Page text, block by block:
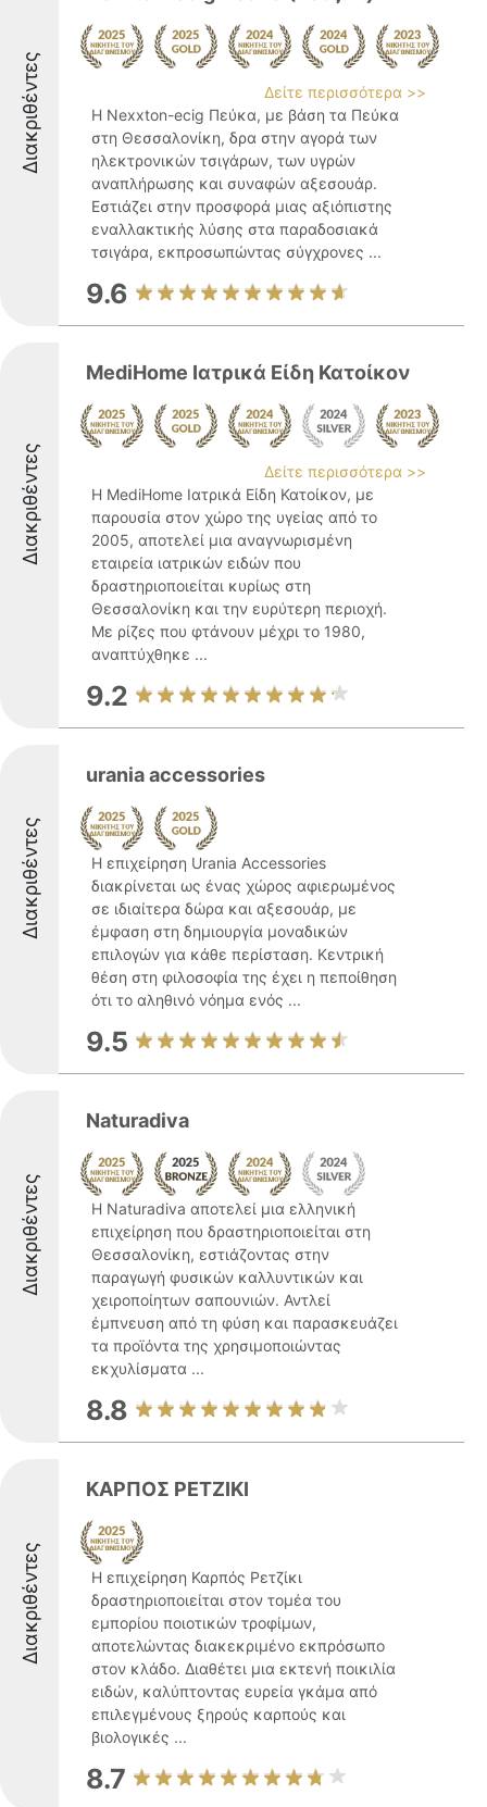
Διακριθέντες
Δείτε περισσότερα >>
Η Nexxton-ecig Πεύκα, με βάση τα Πεύκα
στη Θεσσαλονίκη, δρα στην αγορά των
ηλεκτρονικών τσιγάρων, των υγρών
αναπλήρωσης και συναφών αξεσουάρ.
Εστιάζει στην προσφορά μιας αξιόπιστης
εναλλακτικής λύσης στα παραδοσιακά
τσιγάρα, εκπροσωπώντας σύγχρονες ...
9.6
Διακριθέντες
MediHome Ιατρικά Είδη Κατοίκον
Δείτε περισσότερα >>
Η MediHome Ιατρικά Είδη Κατοίκον, με
παρουσία στον χώρο της υγείας από το
2005, αποτελεί μια αναγνωρισμένη
εταιρεία ιατρικών ειδών που
δραστηριοποιείται κυρίως στη
Θεσσαλονίκη και την ευρύτερη περιοχή.
Με ρίζες που φτάνουν μέχρι το 1980,
αναπτύχθηκε ...
9.2
Διακριθέντες
urania accessories
Η επιχείρηση Urania Accessories
διακρίνεται ως ένας χώρος αφιερωμένος
σε ιδιαίτερα δώρα και αξεσουάρ, με
έμφαση στη δημιουργία μοναδικών
επιλογών για κάθε περίσταση. Κεντρική
θέση στη φιλοσοφία της έχει η πεποίθηση
ότι το αληθινό νόημα ενός ...
9.5
Διακριθέντες
Naturadiva
Η Naturadiva αποτελεί μια ελληνική
επιχείρηση που δραστηριοποιείται στη
Θεσσαλονίκη, εστιάζοντας στην
παραγωγή φυσικών καλλυντικών και
χειροποίητων σαπουνιών. Αντλεί
έμπνευση από τη φύση και παρασκευάζει
τα προϊόντα της χρησιμοποιώντας
εκχυλίσματα ...
8.8
Διακριθέντες
ΚΑΡΠΟΣ ΡΕΤΖΙΚΙ
Η επιχείρηση Καρπός Ρετζίκι
δραστηριοποιείται στον τομέα του
εμπορίου ποιοτικών τροφίμων,
αποτελώντας διακεκριμένο εκπρόσωπο
στον κλάδο. Διαθέτει μια εκτενή ποικιλία
ειδών, καλύπτοντας ευρεία γκάμα από
επιλεγμένους ξηρούς καρπούς και
βιολογικές ...
8.7